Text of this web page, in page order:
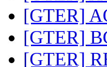
[GTER]
[GTER]
[GTER]